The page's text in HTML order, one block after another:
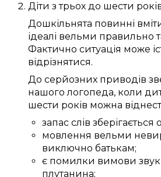
Діти з трьох до шести
Дошкільнята повинні
ідеалі вельми правильно
Фактично ситуація може
відрізнятися.
До серйозних приводів
нашогологопеда, коли
шести років можна
запас слів зберігається
мовлення вельми
виключно батькам;
є помилки вимови
плутанина;